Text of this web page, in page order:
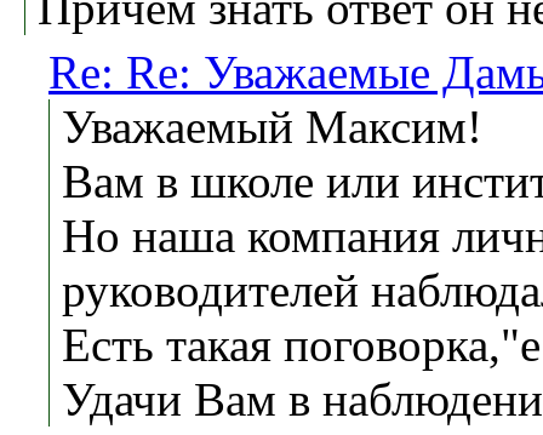
Re: Re: Уважаемые
Уважаемый Максим!
Вам в школе или
Но наша компания
руководителей
Есть такая
Удачи Вам в